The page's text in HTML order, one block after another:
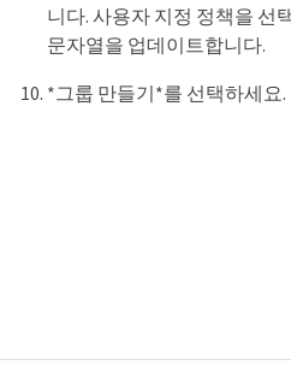
니다. 사용자 지정 정책을 선
문자열을 업데이트합니다.
*그룹 만들기*를 선택하세요.